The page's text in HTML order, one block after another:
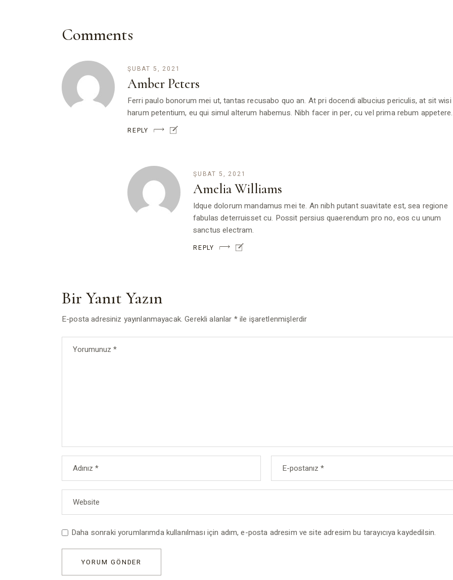
Comments
ŞUBAT 5, 2021
Amber Peters
Ferri paulo bonorum mei ut, tantas recusabo quo an. At pri docendi albucius periculis, at sit wisi
harum petentium, eu qui simul alterum habemus. Nibh facer in per, cu vel prima rebum appetere.
REPLY
ŞUBAT 5, 2021
Amelia Williams
Idque dolorum mandamus mei te. An nibh putant suavitate est, sea regione
fabulas deterruisset cu. Possit persius quaerendum pro no, eos cu unum
sanctus electram.
REPLY
Bir Yanıt Yazın
E-posta adresiniz yayınlanmayacak. Gerekli alanlar *ile işaretlenmişlerdir
Daha sonraki yorumlarımda kullanılması için adım, e-posta adresim ve site adresim bu tarayıcıya kaydedilsin.
YORUM GÖNDER